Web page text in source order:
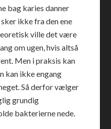
bag karies danner
ikke fra den ene
ville det være
om ugen, hvis altså
Men i praksis kan
kan ikke engang
Så derfor vælger
grundig
bakterierne nede.